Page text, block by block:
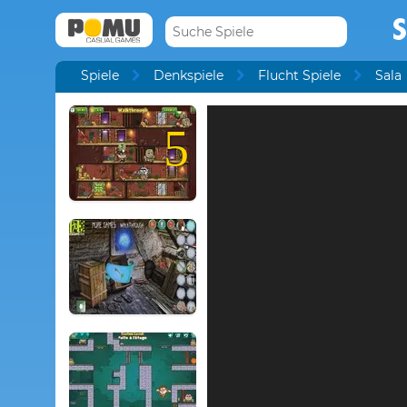
Spiele Denkspiele Flucht Spiele Sala
5